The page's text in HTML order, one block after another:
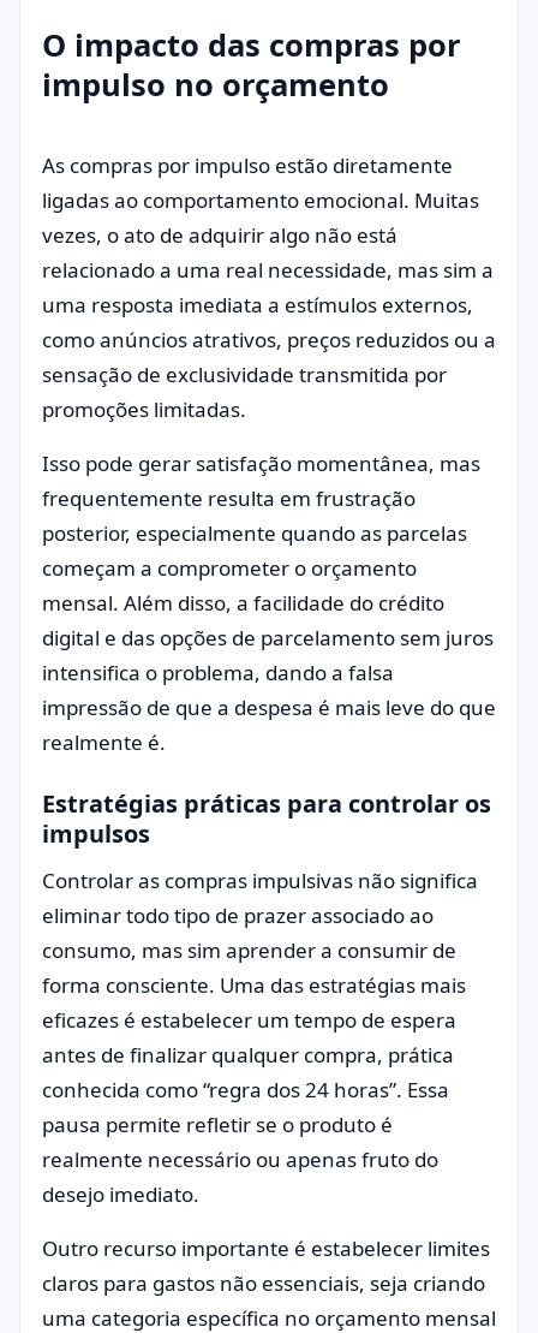
O impacto das compras por
impulso no orçamento
As compras por impulso estão diretamente
ligadas ao comportamento emocional. Muitas
vezes, o ato de adquirir algo não está
relacionado a uma real necessidade, mas sim a
uma resposta imediata a estímulos externos,
como anúncios atrativos, preços reduzidos ou a
sensação de exclusividade transmitida por
promoções limitadas.
Isso pode gerar satisfação momentânea, mas
frequentemente resulta em frustração
posterior, especialmente quando as parcelas
começam a comprometer o orçamento
mensal. Além disso, a facilidade do crédito
digital e das opções de parcelamento sem juros
intensifica o problema, dando a falsa
impressão de que a despesa é mais leve do que
realmente é.
Estratégias práticas para controlar os
impulsos
Controlar as compras impulsivas não significa
eliminar todo tipo de prazer associado ao
consumo, mas sim aprender a consumir de
forma consciente. Uma das estratégias mais
eficazes é estabelecer um tempo de espera
antes de finalizar qualquer compra, prática
conhecida como “regra dos 24 horas”. Essa
pausa permite refletir se o produto é
realmente necessário ou apenas fruto do
desejo imediato.
Outro recurso importante é estabelecer limites
claros para gastos não essenciais, seja criando
uma categoria específica no orçamento mensal